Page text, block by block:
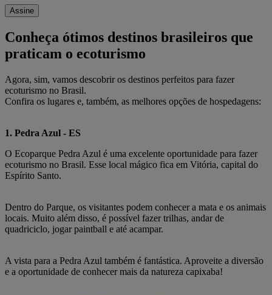
Assine
Conheça ótimos destinos brasileiros que
praticam o ecoturismo
Agora, sim, vamos descobrir os destinos perfeitos para fazer
ecoturismo no Brasil.
Confira os lugares e, também, as melhores opções de hospedagens:
1. Pedra Azul - ES
O Ecoparque Pedra Azul é uma excelente oportunidade para fazer
ecoturismo no Brasil. Esse local mágico fica em Vitória, capital do
Espírito Santo.
Dentro do Parque, os visitantes podem conhecer a mata e os animais
locais. Muito além disso, é possível fazer trilhas, andar de
quadriciclo, jogar paintball e até acampar.
A vista para a Pedra Azul também é fantástica. Aproveite a diversão
e a oportunidade de conhecer mais da natureza capixaba!